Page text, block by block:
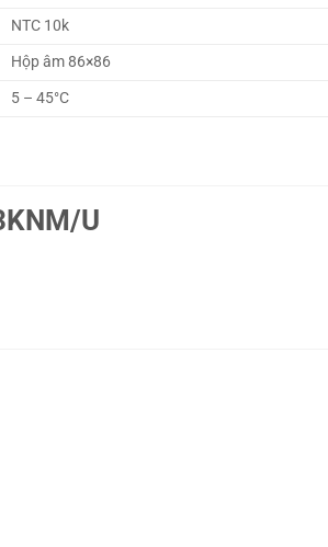
NTC 10k
Hộp âm 86×86
5 – 45°C
U